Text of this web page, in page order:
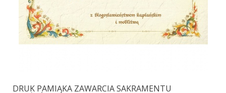
DRUK PAMIĄKA ZAWARCIA SAKRAMENTU